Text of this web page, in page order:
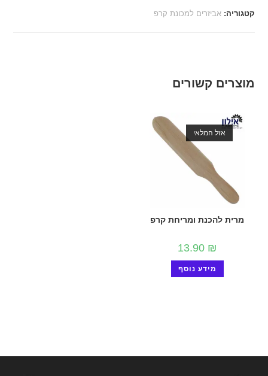
קטגוריה:אביזרים למכונת קרפ
מוצרים קשורים
אזל המלאי
מרית להכנת ומריחת קרפ
13.90 ₪
מידע נוסף